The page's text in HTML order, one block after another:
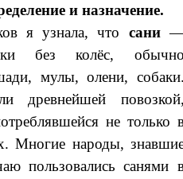
и назначение.
я узнала, что сани
безколёс,
мулы, олени,
древнейшей
не только
Многие народы,
пользовались санями